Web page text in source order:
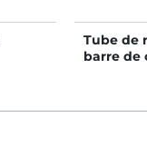
Tube de
barre de